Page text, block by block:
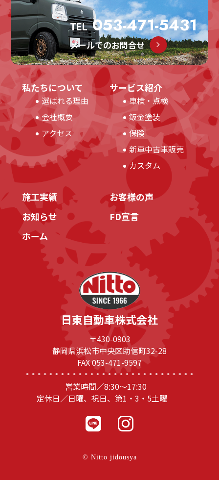
TEL053-471-5431
メールでのお問合せ
日東自動車株式会社
〒430-0903
静岡県浜松市中央区助信町32-28
FAX 053-471-9597
営業時間／8:30～17:30
定休日／日曜、祝日、第1・3・5土曜
私たちについて
選ばれる理由
会社概要
アクセス
サービス紹介
車検・点検
鈑金塗装
保険
新車中古車販売
カスタム
施工実績
お客様の声
お知らせ
FD宣言
ホーム
© Nitto jidousya